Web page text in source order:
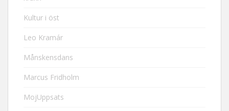
Kultur i öst
Leo Kramár
Månskensdans
Marcus Fridholm
MojUppsats